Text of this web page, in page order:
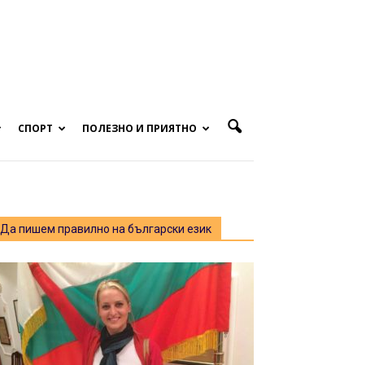
СПОРТ ПОЛЕЗНО И ПРИЯТНО
Да пишем правилно на български език